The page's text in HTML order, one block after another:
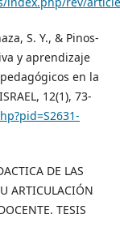
S. Y., & Pinos-
y aprendizaje
en la
12(1), 73-
DE LAS
ARTICULACIÓN
TESIS